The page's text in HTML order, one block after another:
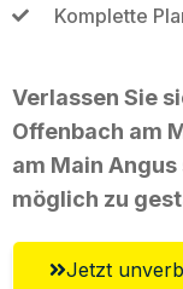
Komplette
Verlassen Sie
Offenbach am
am Main
möglich zu
Jetzt